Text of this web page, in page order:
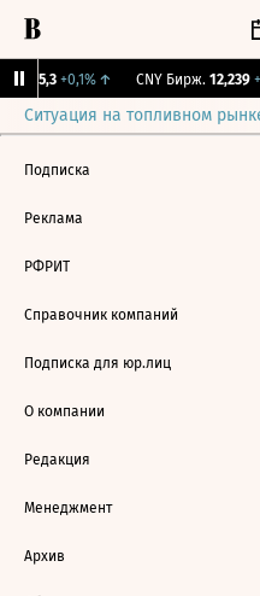
115,3 +0,1%↑ CNY Бирж. 12,239
Ситуация на топливном
Подписка
Реклама
РФРИТ
Справочник компаний
Подписка для юр.лиц
О компании
Редакция
Менеджмент
Архив